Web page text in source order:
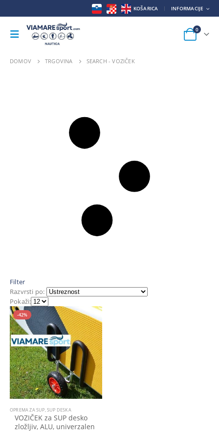
KOŠARICA INFORMACIJE
0
DOMOV TRGOVINA SEARCH - VOZIČEK
Filter
Razvrsti po:
Pokaži:
-42%
OPREMA ZA SUP,SUP DESKA
VOZIČEK za SUP desko
zložljiv, ALU, univerzalen